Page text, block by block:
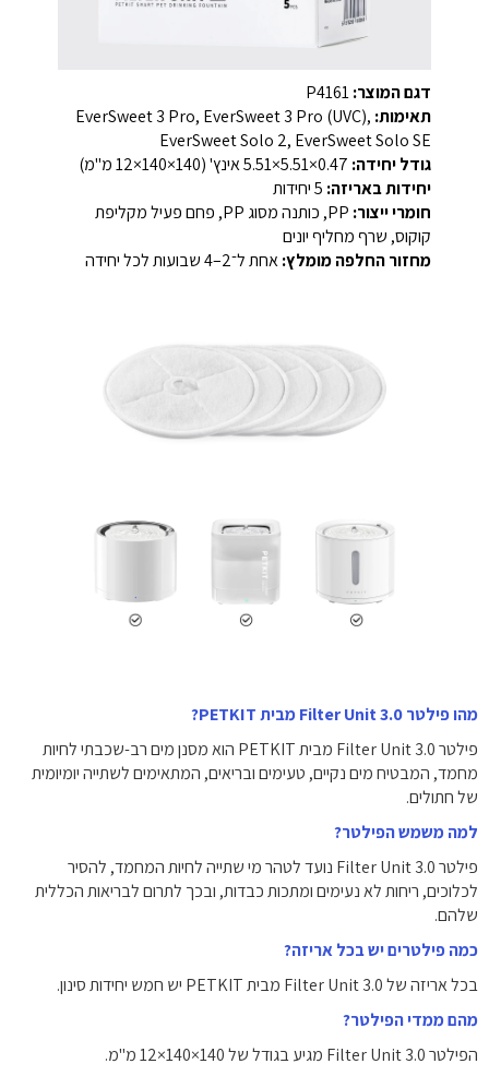
דגם המוצר:
תאימות: EverSweet 3 Pro, EverSweet 3 Pro (UVC),
EverSweet Solo 2, EverSweet Solo SE
גודל יחידה:
יחידות באריזה:
חומרי ייצור:
PP, כותנה מסוג PP, פחם פעיל מקליפת
קוקוס, שרף מחליף יונים
מחזור החלפה מומלץ:אחת ל־2–4 שבועות לכל יחידה
מהו פילטר Filter Unit 3.0 מבית PETKIT?
פילטר Filter Unit 3.0 מבית PETKIT הוא מסנן מים רב-שכבתי לחיות
מחמד, המבטיח מים נקיים, טעימים ובריאים, המתאימים לשתייה יומיומית
של חתולים.
למה משמש הפילטר?
פילטר Filter Unit 3.0 נועד לטהר מי שתייה לחיות המחמד, להסיר
לכלוכים, ריחות לא נעימים ומתכות כבדות, ובכך לתרום לבריאות הכללית
שלהם.
כמה פילטרים יש בכל אריזה?
בכל אריזה של Filter Unit 3.0 מבית PETKIT יש חמש יחידות סינון.
מהם ממדי הפילטר?
הפילטר Filter Unit 3.0 מגיע בגודל של 140×140×12 מ"מ.